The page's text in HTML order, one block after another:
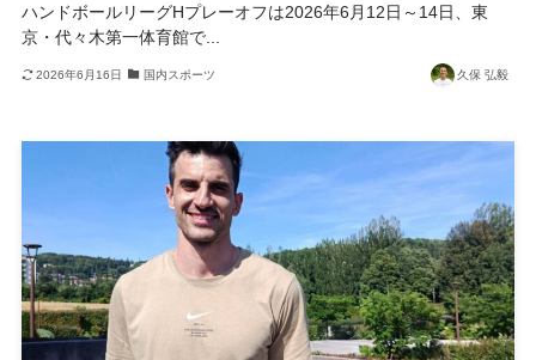
ハンドボールリーグHプレーオフは2026年6月12日～14日、東
京・代々木第一体育館で...
2026年6月16日 国内スポーツ 久保 弘毅